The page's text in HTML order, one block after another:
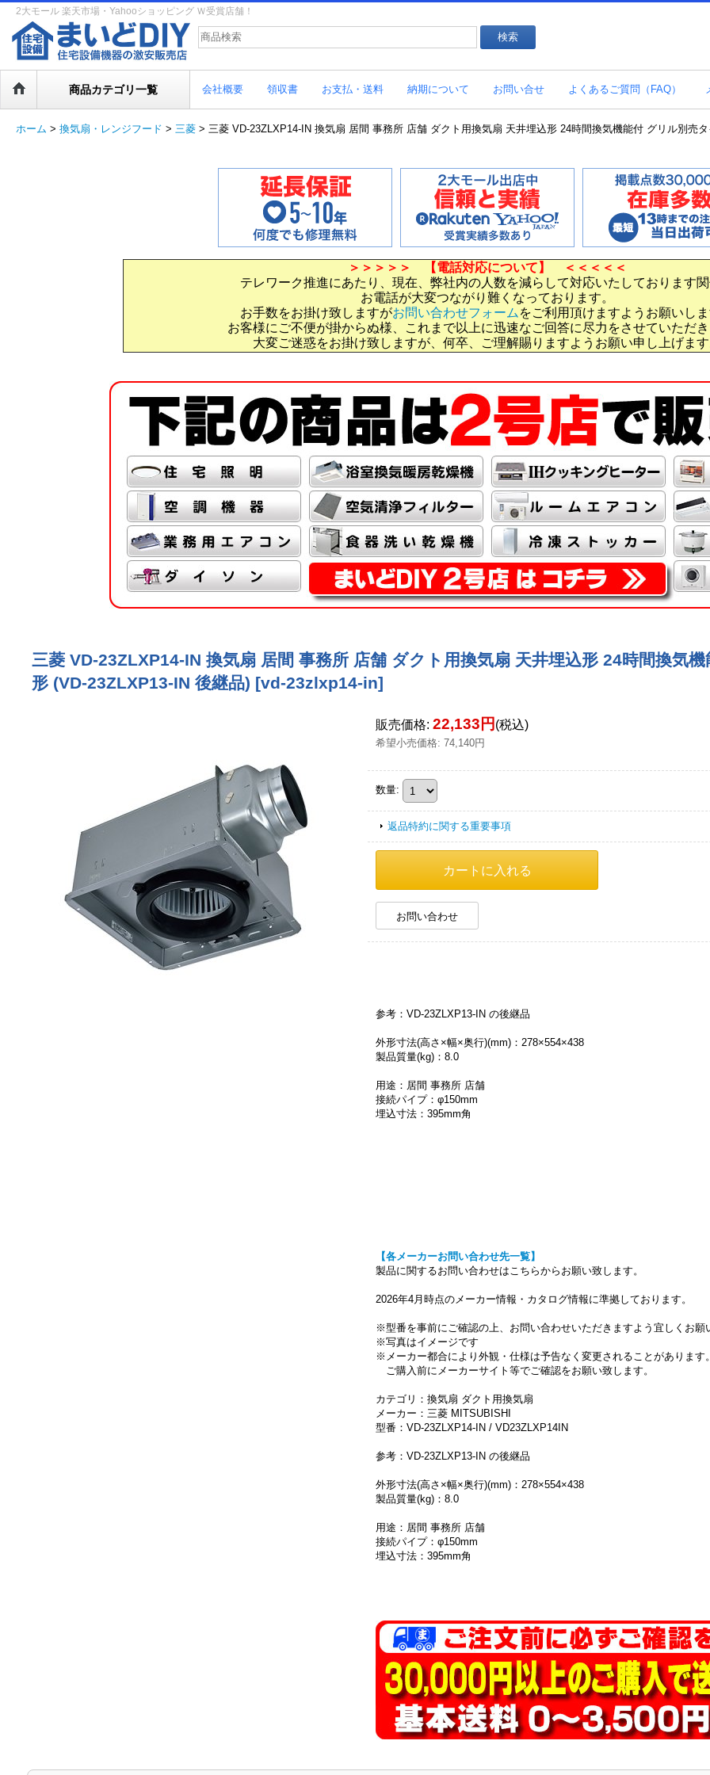
2大モール 楽天市場・Yahooショッピング Ｗ受賞店舗！
商品カテゴリ一覧 会社概要 領収書 お支払・送料 納期について お問い合せ よくあるご質問（FAQ）
ホーム > 換気扇・レンジフード > 三菱 > 三菱 VD-23ZLXP14-IN 換気扇 居間 事務所 店舗 ダクト用換気扇 天井埋込形 24時間換気機能付 グリル別売
＞＞＞＞＞ 【電話対応について】 ＜＜＜＜＜
テレワーク推進にあたり、現在、弊社内の人数を減らして対応いたしております
お電話が大変つながり難くなっております。
お手数をお掛け致しますがお問い合わせフォーム をご利用頂けますようお願いしま
お客様にご不便が掛からぬ様、これまで以上に迅速なご回答に尽力をさせていただき
大変ご迷惑をお掛け致しますが、何卒、ご理解賜りますようお願い申し上げます
三菱 VD-23ZLXP14-IN 換気扇 居間 事務所 店舗 ダクト用換気扇 天井埋込形 24時間換気
形 (VD-23ZLXP13-IN 後継品) [vd-23zlxp14-in]
販売価格: 22,133円 (税込)
希望小売価格: 74,140円
数量:
返品特約に関する重要事項
お問い合わせ
参考：VD-23ZLXP13-IN の後継品
外形寸法(高さ×幅×奥行)(mm)：278×554×438
製品質量(kg)：8.0
用途：居間 事務所 店舗
接続パイプ：φ150mm
埋込寸法：395mm角
【各メーカーお問い合わせ先一覧】
製品に関するお問い合わせはこちらからお願い致します。
2026年4月時点のメーカー情報・カタログ情報に準拠しております。
※型番を事前にご確認の上、お問い合わせいただきますよう宜しくお願
※写真はイメージです
※メーカー都合により外観・仕様は予告なく変更されることがあります。
ご購入前にメーカーサイト等でご確認をお願い致します。
カテゴリ：換気扇 ダクト用換気扇
メーカー：三菱 MITSUBISHI
型番：VD-23ZLXP14-IN / VD23ZLXP14IN
参考：VD-23ZLXP13-IN の後継品
外形寸法(高さ×幅×奥行)(mm)：278×554×438
製品質量(kg)：8.0
用途：居間 事務所 店舗
接続パイプ：φ150mm
埋込寸法：395mm角